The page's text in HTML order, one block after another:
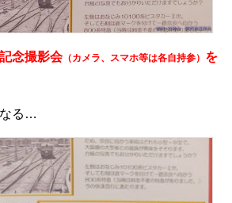
念撮影会（カメラ、スマホ等は各自持参） を
る…